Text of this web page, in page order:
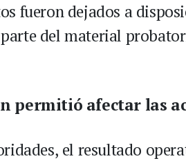
fueron dejados a
del material
permitió afectar las
el resultado